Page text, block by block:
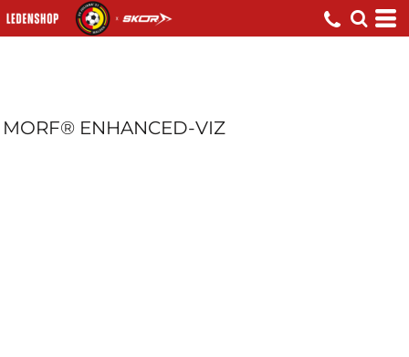
MORF® ENHANCED-VIZ